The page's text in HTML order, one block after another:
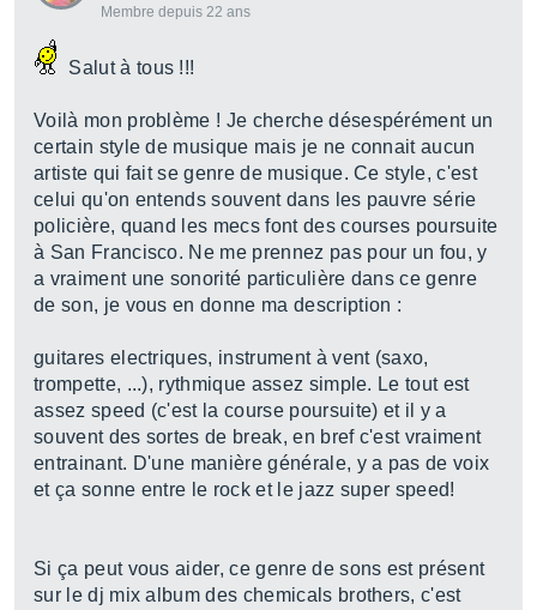
Membre depuis 22 ans
Salut à tous !!!
Voilà mon problème ! Je cherche désespérément un
certain style de musique mais je ne connait aucun
artiste qui fait se genre de musique. Ce style, c'est
celui qu'on entends souvent dans les pauvre série
policière, quand les mecs font des courses poursuite
à San Francisco. Ne me prennez pas pour un fou, y
a vraiment une sonorité particulière dans ce genre
de son, je vous en donne ma description :
guitares electriques, instrument à vent (saxo,
trompette, ...), rythmique assez simple. Le tout est
assez speed (c'est la course poursuite) et il y a
souvent des sortes de break, en bref c'est vraiment
entrainant. D'une manière générale, y a pas de voix
et ça sonne entre le rock et le jazz super speed!
Si ça peut vous aider, ce genre de sons est présent
sur le dj mix album des chemicals brothers, c'est